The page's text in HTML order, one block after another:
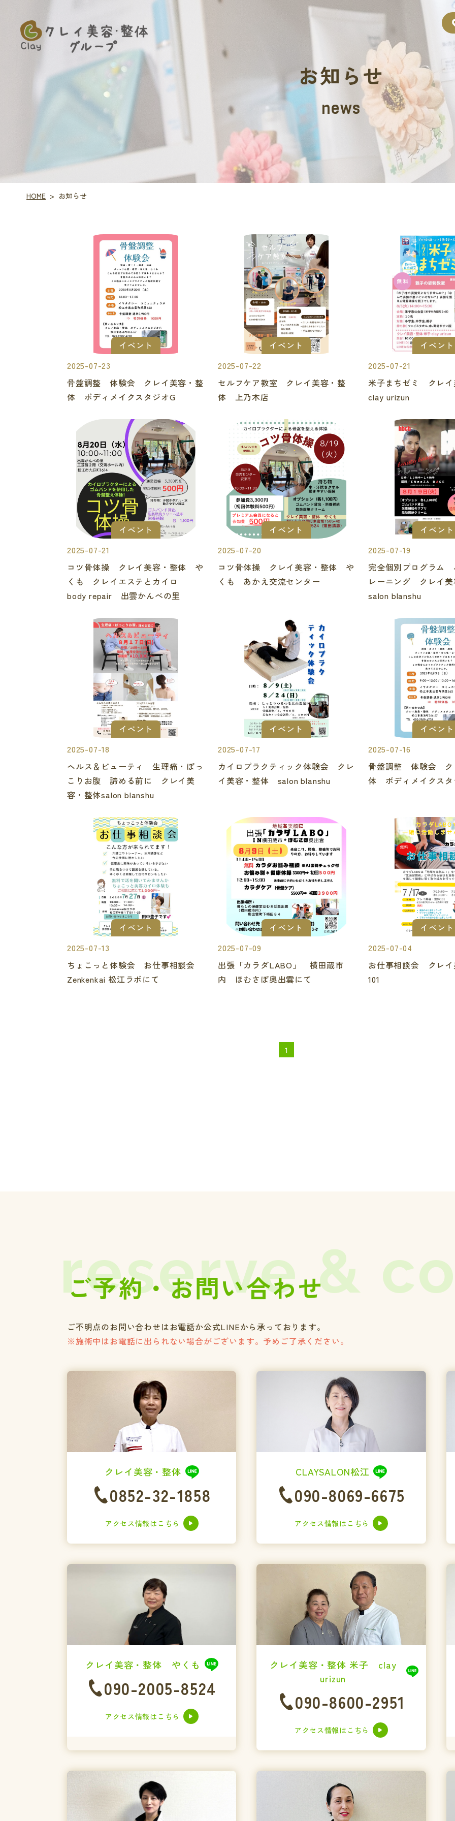
お知らせ
news
HOME > お知らせ
イベント
2025-07-23
骨盤調整 体験会 クレイ美容・整
体 ボディメイクスタジオG
イベント
2025-07-22
セルフケア教室 クレイ美容・整
体 上乃木店
イベント
2025-07-21
米子まちゼミ クレ
clay urizun
イベント
2025-07-21
コツ骨体操 クレイ美容・整体 や
くも クレイエステとカイロ
body repair 出雲かんべの里
イベント
2025-07-20
コツ骨体操 クレイ美容・整体 や
くも あかえ交流センター
イベント
2025-07-19
完全個別プログラム
レーニング クレイ
salon blanshu
イベント
2025-07-18
ヘルス＆ビューティ 生理痛・ぽっ
こりお腹 諦める前に クレイ美
容・整体salon blanshu
イベント
2025-07-17
カイロプラクティック体験会 クレ
イ美容・整体 salon blanshu
イベント
2025-07-16
骨盤調整 体験会 ク
体 ボディメイクスタ
イベント
2025-07-13
ちょこっと体験会 お仕事相談会
Zenkenkai 松江ラボにて
イベント
2025-07-09
出張「カラダLABO」 横田蔵市
内 ほむさぽ奥出雲にて
イベント
2025-07-04
お仕事相談会 クレイ
101
1
reserve &
ご予約・お問い合わせ
ご不明点のお問い合わせはお電話か公式LINEから承っております。
※施術中はお電話に出られない場合がございます。予めご了承ください。
クレイ美容・整体
0852-32-1858
アクセス情報はこちら
CLAYSALON松江
090-8069-6675
アクセス情報はこちら
クレイ美容・整体 やくも
090-2005-8524
アクセス情報はこちら
クレイ美容・整体 米子 clay
urizun
090-8600-2951
アクセス情報はこちら